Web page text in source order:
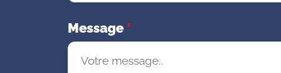
+
3
3
Message *